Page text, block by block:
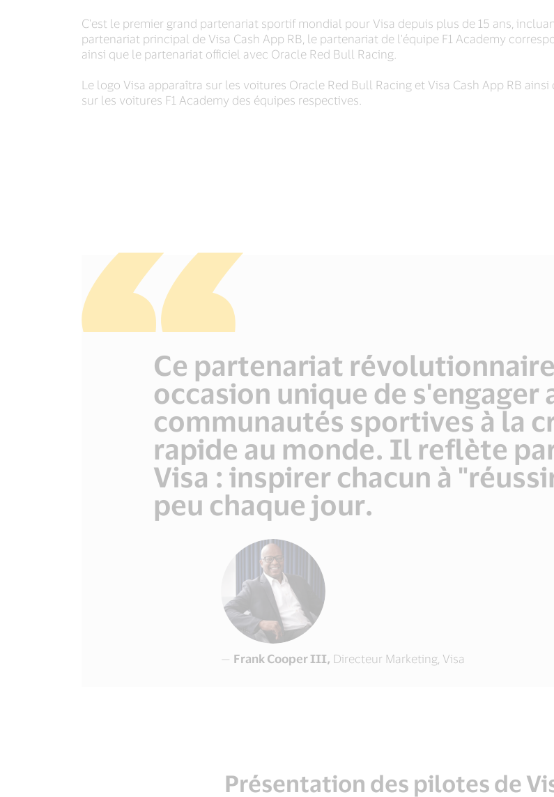
C'est le premier grand partenariat sportif mondial pour Visa depuis plus de 15 ans,
partenariat principal de Visa Cash App RB, le partenariat de l'équipe F1 Academy
ainsi que le partenariat officiel avec Oracle Red Bull Racing.
Le logo Visa apparaîtra sur les voitures Oracle Red Bull Racing et Visa Cash App RB ainsi
sur les voitures F1 Academy des équipes respectives.
Ce partenariat
occasion unique de s'engager
communautés sportives à la
rapide au monde. Il reflète
Visa : inspirer chacun à
peu chaque jour.
Frank Cooper III, Directeur Marketing, Visa
Présentation des pilotes de